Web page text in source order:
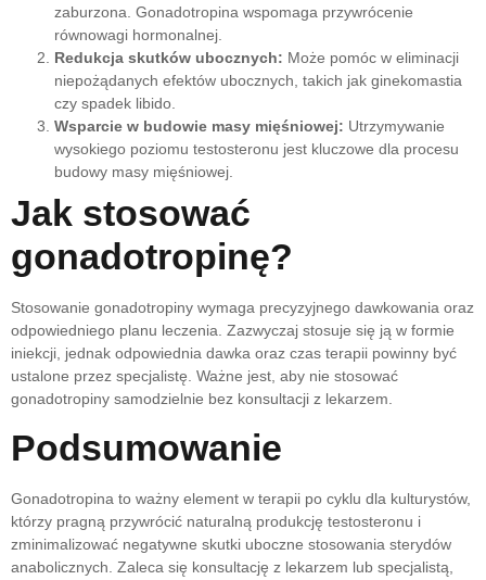
zaburzona. Gonadotropina wspomaga przywrócenie
równowagi hormonalnej.
Redukcja skutków ubocznych: Może pomóc w eliminacji
niepożądanych efektów ubocznych, takich jak ginekomastia
czy spadek libido.
Wsparcie w budowie masy mięśniowej: Utrzymywanie
wysokiego poziomu testosteronu jest kluczowe dla procesu
budowy masy mięśniowej.
Jak stosować
gonadotropinę?
Stosowanie gonadotropiny wymaga precyzyjnego dawkowania oraz
odpowiedniego planu leczenia. Zazwyczaj stosuje się ją w formie
iniekcji, jednak odpowiednia dawka oraz czas terapii powinny być
ustalone przez specjalistę. Ważne jest, aby nie stosować
gonadotropiny samodzielnie bez konsultacji z lekarzem.
Podsumowanie
Gonadotropina to ważny element w terapii po cyklu dla kulturystów,
którzy pragną przywrócić naturalną produkcję testosteronu i
zminimalizować negatywne skutki uboczne stosowania sterydów
anabolicznych. Zaleca się konsultację z lekarzem lub specjalistą,